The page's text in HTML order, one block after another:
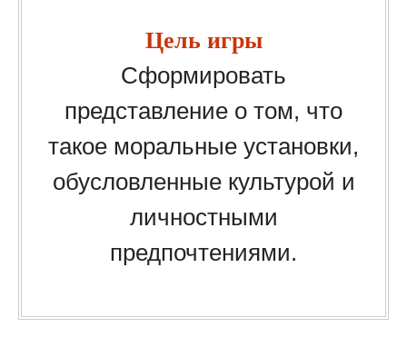
Цель игры
Сформировать
представление о том, что
такое моральные установки,
обусловленные культурой и
личностными
предпочтениями.